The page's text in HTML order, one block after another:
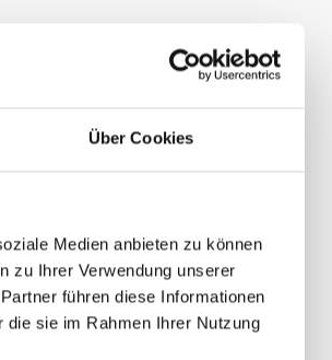
Über Cookies
Medien anbieten zu können
zu Ihrer Verwendung unserer
führen diese Informationen
die sie im Rahmen Ihrer Nutzung